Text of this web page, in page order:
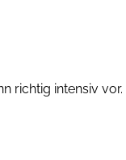
richtig intensiv vor.